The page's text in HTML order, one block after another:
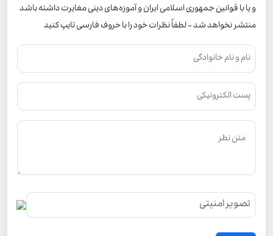
و یا با قوانین جمهوری اسلامی ایران و آموزه‌های دینی مغایرت داشته باشد
منتشر نخواهد شد - لطفاً نظرات خود را با حروف فارسی تایپ کنید